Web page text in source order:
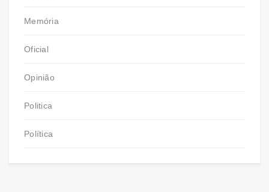
Memória
Oficial
Opinião
Politica
Política